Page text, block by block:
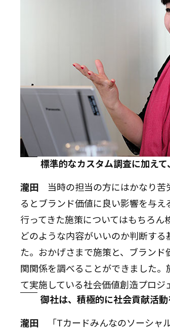
標準的なカスタム調査に加え
瀧田 当時の担当の方にはかなり苦
るとブランド価値に良い影響を与
行ってきた施策についてはもちろ
どのような内容がいいのか判断す
た。おかげさまで施策と、ブラン
関関係を調べることができました
て実施している社会価値創造プロジ
御社は、積極的に社会貢献活
瀧田 「Tカードみんなのソーシャ